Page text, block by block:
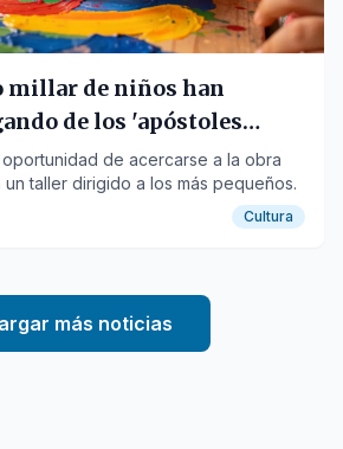
millar de niños han
de los 'apóstoles
de acercarse a la obra
taller dirigido a los más pequeños.
Cultura
más noticias